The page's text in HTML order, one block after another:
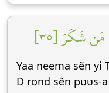
شَكَرَ [٣٥]
Yaa neema sẽn yi
D rond sẽn pʋʋs-